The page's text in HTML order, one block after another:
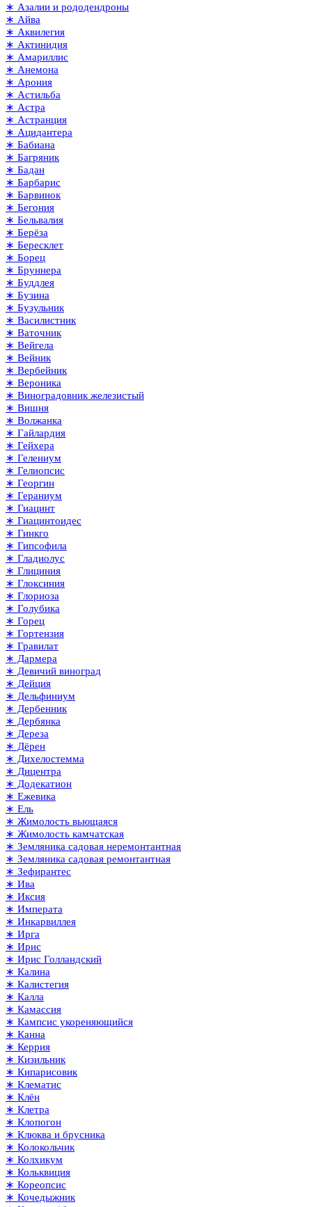
∗ Азалии и рододендроны
∗ Айва
∗ Аквилегия
∗ Актинидия
∗ Амариллис
∗ Анемона
∗ Арония
∗ Астильба
∗ Астра
∗ Астранция
∗ Ацидантера
∗ Бабиана
∗ Багряник
∗ Бадан
∗ Барбарис
∗ Барвинок
∗ Бегония
∗ Бельвалия
∗ Берёза
∗ Бересклет
∗ Борец
∗ Бруннера
∗ Буддлея
∗ Бузина
∗ Бузульник
∗ Василистник
∗ Ваточник
∗ Вейгела
∗ Вейник
∗ Вербейник
∗ Вероника
∗ Виноградовник железистый
∗ Вишня
∗ Волжанка
∗ Гайлардия
∗ Гейхера
∗ Гелениум
∗ Гелиопсис
∗ Георгин
∗ Гераниум
∗ Гиацинт
∗ Гиацинтоидес
∗ Гинкго
∗ Гипсофила
∗ Гладиолус
∗ Глициния
∗ Глоксиния
∗ Глориоза
∗ Голубика
∗ Горец
∗ Гортензия
∗ Гравилат
∗ Дармера
∗ Девичий виноград
∗ Дейция
∗ Дельфиниум
∗ Дербенник
∗ Дербянка
∗ Дереза
∗ Дёрен
∗ Дихелостемма
∗ Дицентра
∗ Додекатион
∗ Ежевика
∗ Ель
∗ Жимолость вьющаяся
∗ Жимолость камчатская
∗ Земляника садовая неремонтантная
∗ Земляника садовая ремонтантная
∗ Зефирантес
∗ Ива
∗ Иксия
∗ Императа
∗ Инкарвиллея
∗ Ирга
∗ Ирис
∗ Ирис Голландский
∗ Калина
∗ Калистегия
∗ Калла
∗ Камассия
∗ Кампсис укореняющийся
∗ Канна
∗ Керрия
∗ Кизильник
∗ Кипарисовик
∗ Клематис
∗ Клён
∗ Клетра
∗ Клопогон
∗ Клюква и брусника
∗ Колокольчик
∗ Колхикум
∗ Кольквиция
∗ Кореопсис
∗ Кочедыжник